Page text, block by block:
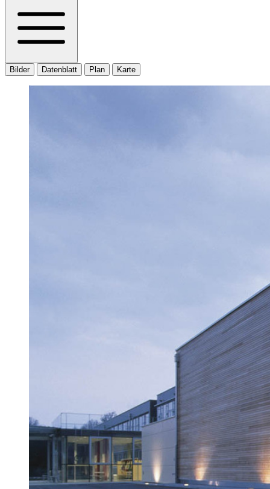
Bilder Datenblatt Plan Karte